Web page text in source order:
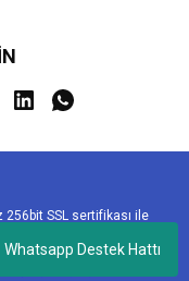
Whatsapp Destek Hattı
256bit SSL sertifikası ile